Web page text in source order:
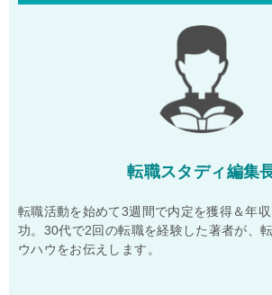
転職スタディ編集
転職活動を始めて3週間で内定を獲得＆年
功。30代で2回の転職を経験した著者が、
ウハウをお伝えします。